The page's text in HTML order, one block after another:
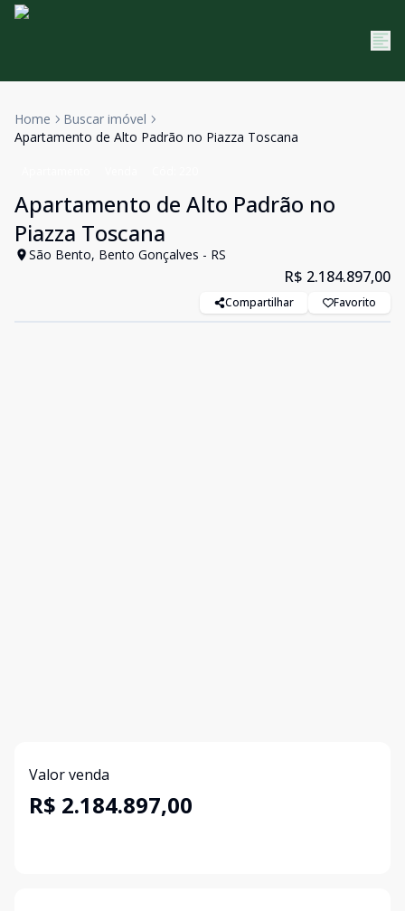
Home
Buscar imóvel
Apartamento de Alto Padrão no Piazza Toscana
Apartamento de Alto Padrão no
Piazza Toscana
São Bento, Bento Gonçalves - RS
R$ 2.184.897,00
Compartilhar Favorito
Valor venda
R$ 2.184.897,00